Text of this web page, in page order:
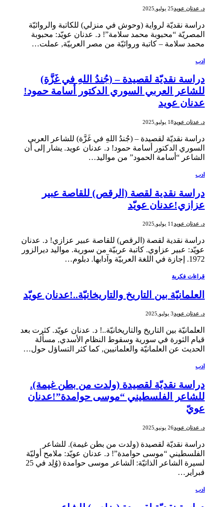
د. عدنان عويد25 يوليو,2025
دراسة نقديّة لرواية (وحوش في منزلي) للكاتبة والروائيّة
المصريّة “محبوبة محمد سلامة”! د. عدنان عويّد: محبوبة
محمد سلامة – كاتبة وروائيّة‏ من مصر العربيّة, عملت…
ادب
دراسة نقديّة لقصيدة – (جُندُ اللهِ في غَزَّة)
للشاعر العربي السوري الدكتور أسامة حمود!
عدنان عويد
د. عدنان عويد18 يوليو,2025
دراسة نقديّة لقصيدة – (جُندُ اللهِ في غَزَّة) للشاعر العربي
السوري الدكتور أسامة حمود! د. عدنان عويد. يشار إلى أن
الشاعر “أسامة الحمود” من مواليد…
ادب
دراسة نقدية لقصة (الرقص) للقاصة عبير
عزازي!عدنان عويّد
د. عدنان عويد11 يوليو,2025
دراسة نقدية لقصة (الرقص) للقاصة عبير عزازي! د. عدنان
عويّد: عبير عزاوي. كاتبة عربيّة من سورية. مواليد ديرالزور
1972. إجازة في اللغة العربيّة وآدابها. دبلوم…
قراءات فكرية
العلمانيّة بين التاريخ والتاريخانيّة..!عدنان عويّد
د. عدنان عويد3 يوليو,2025
العلمانيّة بين التاريخ والتاريخانيّة..! د. عدنان عويّد. كثرت بعد
قيام الثورة في سورية وسقوط النظام الأسدي, مسألة
الحديث عن العلمانيّة والعلمانيين, كما كثر التساؤل حول…
ادب
دراسة نقديّة لقصيدة (ولدت من بطن غيمة).
للشاعر الفلسطيني “موسى حوامدة”!عدنان
عويّ
د. عدنان عويد26 يونيو,2025
دراسة نقديّة لقصيدة (ولدت من بطن غيمة). للشاعر
الفلسطيني “موسى حوامدة”! د. عدنان عويّد: ملامح أوليّة
لسيرة الشاعر الذاتيّة: الشاعر موسى حوامدة (وُلِد في 25
فبراير…
ادب